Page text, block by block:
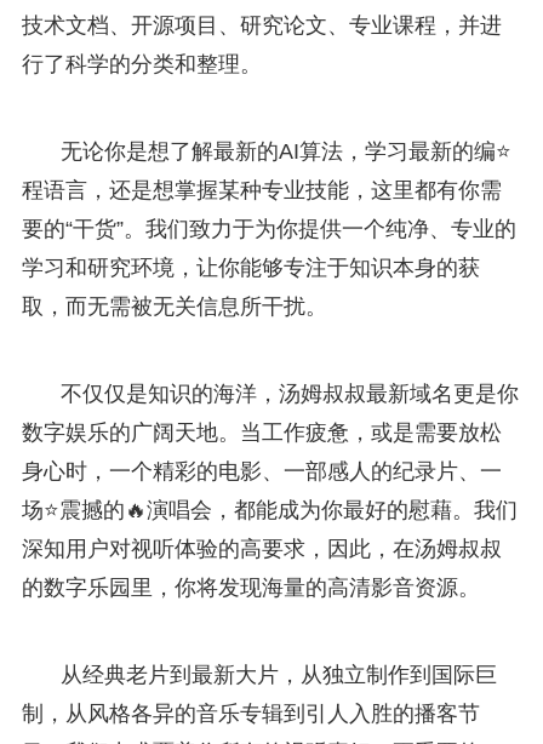
技术文档、开源项目、研究论文、专业课程，并进
行了科学的分类和整理。
无论你是想了解最新的AI算法，学习最新的编⭐
程语言，还是想掌握某种专业技能，这里都有你需
要的“干货”。我们致力于为你提供一个纯净、专业的
学习和研究环境，让你能够专注于知识本身的获
取，而无需被无关信息所干扰。
不仅仅是知识的海洋，汤姆叔叔最新域名更是你
数字娱乐的广阔天地。当工作疲惫，或是需要放松
身心时，一个精彩的电影、一部感人的纪录片、一
场⭐震撼的🔥演唱会，都能成为你最好的慰藉。我们
深知用户对视听体验的高要求，因此，在汤姆叔叔
的数字乐园里，你将发现海量的高清影音资源。
从经典老片到最新大片，从独立制作到国际巨
制，从风格各异的音乐专辑到引人入胜的播客节